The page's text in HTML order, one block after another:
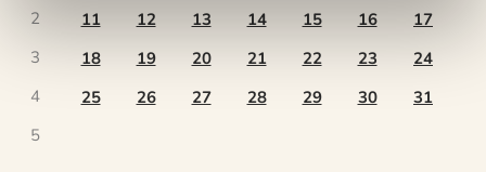
2
11 12 13 14 15 16
17
3
18 19 20 21 22 23
24
4
25 26 27 28 29 30
31
5